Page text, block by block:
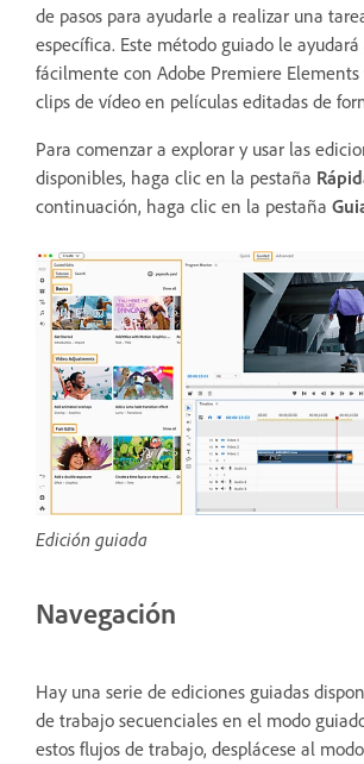
de pasos para ayudarle a realizar una
específica. Este método guiado le
fácilmente con Adobe Premiere
clips de vídeo en películas editadas de
Para comenzar a explorar y usar las
disponibles, haga clic en la pestaña
continuación, haga clic en la pestaña
Edición guiada
Navegación
Hay una serie de ediciones guiadas
de trabajo secuenciales en el modo
estos flujos de trabajo, desplácese al